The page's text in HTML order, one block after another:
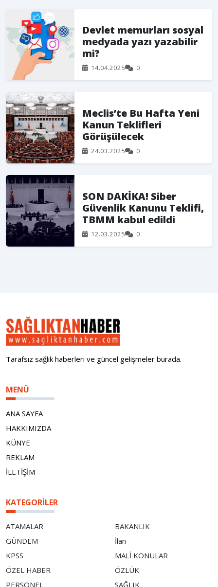
Devlet memurları sosyal
medyada yazı yazabilir
mi?
14.04.2025 0
Meclis’te Bu Hafta Yeni
Kanun Teklifleri
Görüşülecek
24.03.2025 0
SON DAKİKA! Siber
Güvenlik Kanunu Teklifi,
TBMM kabul edildi
12.03.2025 0
Tarafsız sağlık haberleri ve güncel gelişmeler burada.
MENÜ
ANA SAYFA
HAKKIMIZDA
KÜNYE
REKLAM
İLETİŞİM
KATEGORILER
ATAMALAR
BAKANLIK
GÜNDEM
İlan
KPSS
MALİ KONULAR
ÖZEL HABER
ÖZLÜK
PERSONEL
SAĞLIK